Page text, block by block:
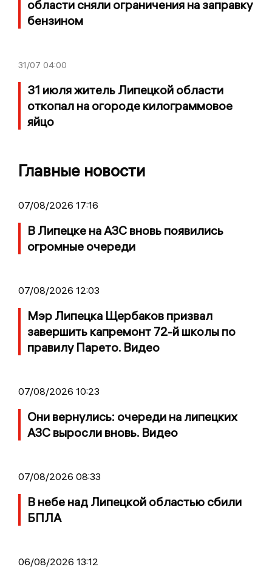
области сняли ограничения на заправку
бензином
31/07 04:00
31 июля житель Липецкой области
откопал на огороде килограммовое
яйцо
Главные новости
07/08/2026 17:16
В Липецке на АЗС вновь появились
огромные очереди
07/08/2026 12:03
Мэр Липецка Щербаков призвал
завершить капремонт 72-й школы по
правилу Парето. Видео
07/08/2026 10:23
Они вернулись: очереди на липецких
АЗС выросли вновь. Видео
07/08/2026 08:33
В небе над Липецкой областью сбили
БПЛА
06/08/2026 13:12